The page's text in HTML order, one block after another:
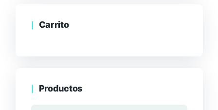
Carrito
Productos